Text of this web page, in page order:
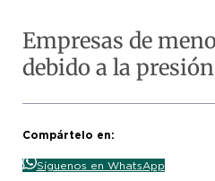
Empresas de
debido a la
Compártelo en:
Síguenos en WhatsApp